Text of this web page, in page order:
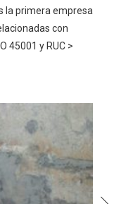
la primera empresa
con
45001 y RUC >